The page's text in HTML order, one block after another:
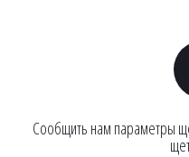
Сообщить нам параметры